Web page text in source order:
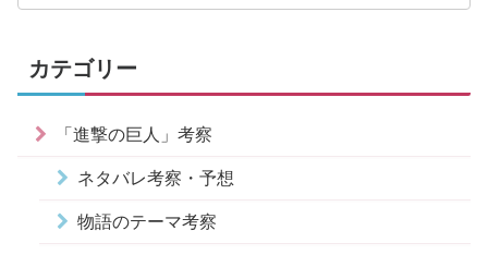
カテゴリー
「進撃の巨人」考察
ネタバレ考察・予想
物語のテーマ考察